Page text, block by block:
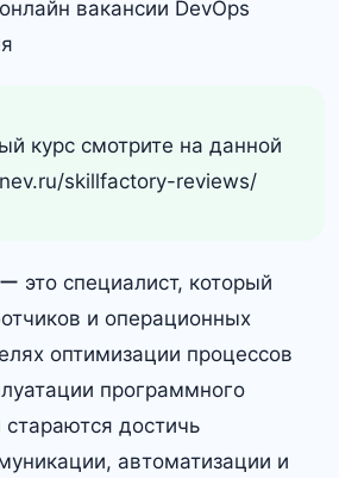
курс смотрите на данной
skillfactory-reviews/
это специалист, который
и операционных
оптимизации процессов
программного
достичь
автоматизации и